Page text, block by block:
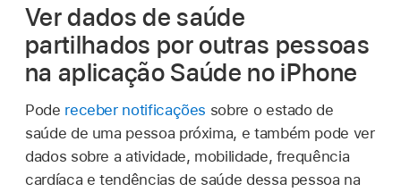
Ver dados de saúde
partilhados por outras pessoas
na aplicação Saúde no iPhone
Pode receber notificações sobre o estado de
saúde de uma pessoa próxima, e também pode ver
dados sobre a atividade, mobilidade, frequência
cardíaca e tendências de saúde dessa pessoa na